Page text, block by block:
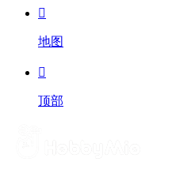

地图

顶部